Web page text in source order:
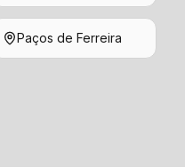
Paços de Ferreira